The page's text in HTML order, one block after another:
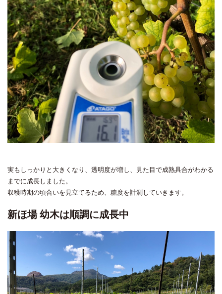
実もしっかりと大きくなり、透明度が増し、見た目で成熟具合がわかる
までに成長しました。
収穫時期の頃合いを見立てるため、糖度を計測していきます。
新ほ場 幼木は順調に成長中